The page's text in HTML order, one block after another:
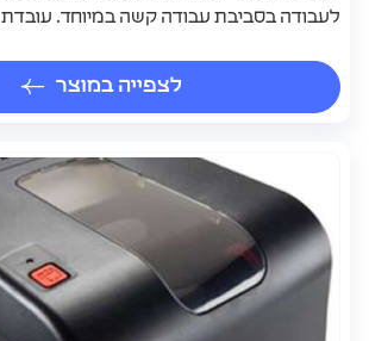
לעבודה בסביבת עבודה קשה במיוחד. עובדת
לצפייה במוצר